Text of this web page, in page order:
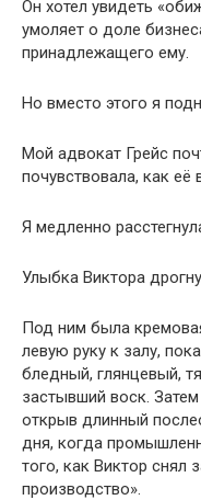
Он хотел увидеть
умоляет о доле
принадлежащего ему.
Но вместо этого я
Мой адвокат Грейс
почувствовала, как
Я медленно
Улыбка Виктора
Под ним была
левую руку к залу,
бледный, глянцевый,
застывший воск.
открыв длинный
дня, когда
того, как Виктор снял
производство».